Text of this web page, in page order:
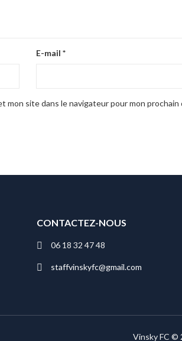
E-mail*
mon site dans le navigateur pour mon prochain
CONTACTEZ-NOUS
06 18 32 47 48
staffvinskyfc@gmail.com
Vinsky FC ©